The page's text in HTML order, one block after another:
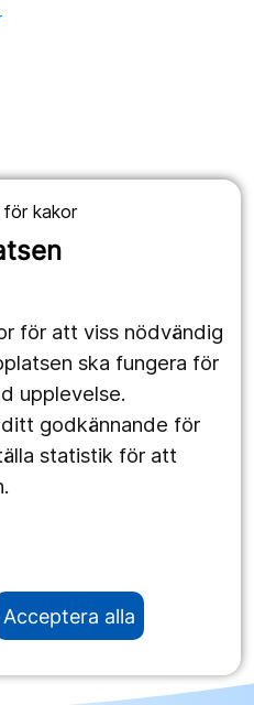
för kakor
för att viss nödvändig
ska fungera för
upplevelse.
godkännande för
statistik för att
Acceptera alla